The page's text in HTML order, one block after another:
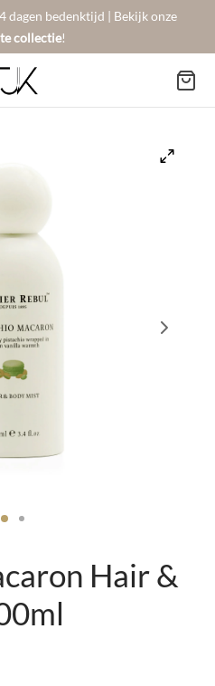
dagen bedenktijd | Bekijk onze
collectie!
Hair &